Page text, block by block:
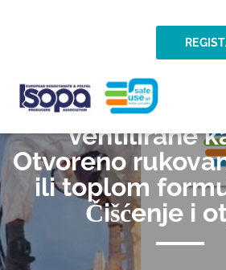
ISOPA-AISBL033 Prskanje
ventilirane
Otvoreno
ili toplom
Čišćenje i